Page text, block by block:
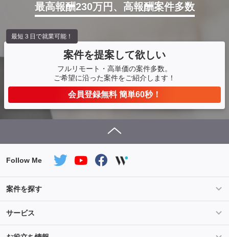
最高報酬230万円、高報酬案件多数
案件を提案して欲しい
フルリモート・高単価の案件多数。
ご希望に沿った案件をご紹介します！
会員登録無料 簡単60秒！
最短３日で就業可能！
Follow Me
案件を探す
条件を指定して案件を探す
Salesforce案件特集 AWS案件特集
サービス
サービス紹介